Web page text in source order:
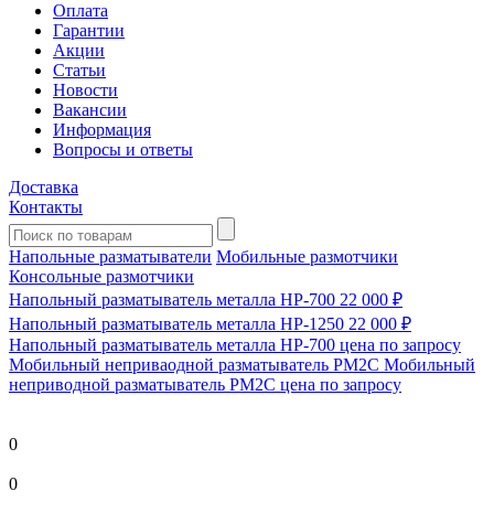
Оплата
Гарантии
Акции
Статьи
Новости
Вакансии
Информация
Вопросы и ответы
Доставка
Контакты
Напольные разматыватели Мобильные размотчики
Консольные размотчики
Напольный разматыватель металла HP-700 22 000 ₽
Напольный разматыватель металла HP-1250 22 000 ₽
Напольный разматыватель металла HP-700 цена по запросу
Мобильный непривaодной разматыватель РМ2С Мобильный
неприводной разматыватель РМ2С цена по запросу
0
0